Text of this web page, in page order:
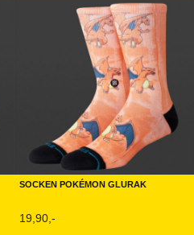
Socken Pokémon Glurak
19,90,-